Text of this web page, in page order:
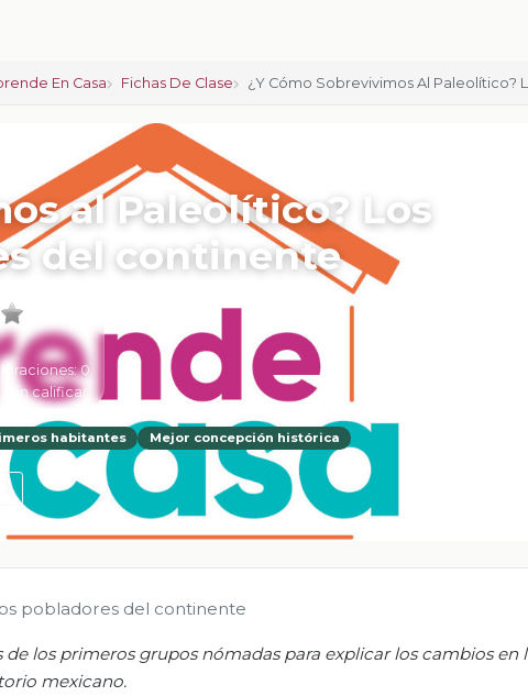
En Casa Fichas De Clase ¿Y Cómo Sobrevivimos Al Paleolítico?
al Paleolítico? Los
del continente
0
Sin calificar
habitantes Mejor concepción histórica
pobladores del continente
de los primeros grupos nómadas para explicar los cambios en
mexicano.